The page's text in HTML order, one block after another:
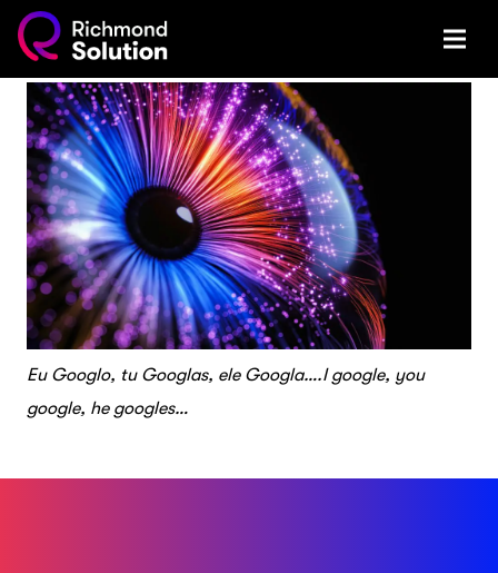
Eu Googlo, tu Googlas, ele Googla….I google, you
google, he googles…